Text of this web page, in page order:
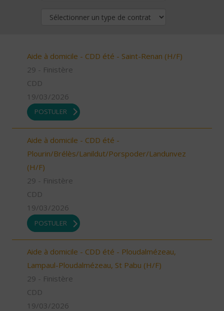
Aide à domicile - CDD été - Saint-Renan (H/F)
29 - Finistère
CDD
19/03/2026
POSTULER
Aide à domicile - CDD été -
Plourin/Brélès/Lanildut/Porspoder/Landunvez
(H/F)
29 - Finistère
CDD
19/03/2026
POSTULER
Aide à domicile - CDD été - Ploudalmézeau,
Lampaul-Ploudalmézeau, St Pabu (H/F)
29 - Finistère
CDD
19/03/2026